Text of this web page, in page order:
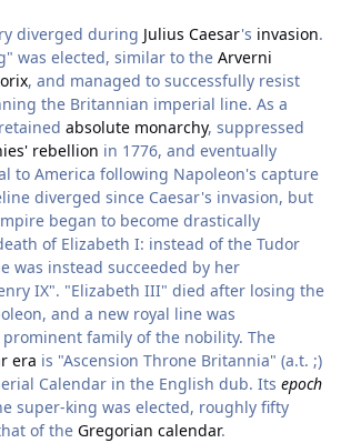
diverged during Julius Caesar's invasion.
was elected, similar to the Arverni
, and managed to successfully resist
the Britannian imperial line. As a
absolute monarchy, suppressed
rebellion in 1776, and eventually
to America following Napoleon's capture
diverged since Caesar's invasion, but
began to become drastically
of Elizabeth I: instead of the Tudor
was instead succeeded by her
IX". "Elizabeth III" died after losing the
and a new royal line was
family of the nobility. The
era is "Ascension Throne Britannia" (a.t. ;)
Calendar in the English dub. Its epoch
super-king was elected, roughly fifty
of the Gregorian calendar.